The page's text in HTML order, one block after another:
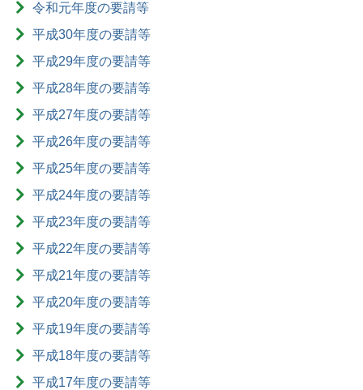
令和元年度の要請等
平成30年度の要請等
平成29年度の要請等
平成28年度の要請等
平成27年度の要請等
平成26年度の要請等
平成25年度の要請等
平成24年度の要請等
平成23年度の要請等
平成22年度の要請等
平成21年度の要請等
平成20年度の要請等
平成19年度の要請等
平成18年度の要請等
平成17年度の要請等